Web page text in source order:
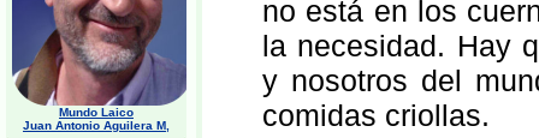
Mundo Laico
Juan Antonio Aguilera M,
no está en los
la necesidad. Hay
y nosotros del
comidas criollas.